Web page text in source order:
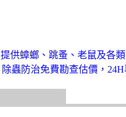
提供蟑螂、跳蚤、老鼠及各
除蟲防治免費勘查估價，